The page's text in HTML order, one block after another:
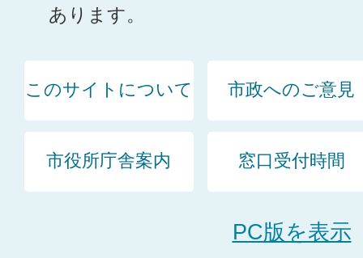
あります。
このサイトについて 市政へのご意見
市役所庁舎案内 窓口受付時間
PC版を表示